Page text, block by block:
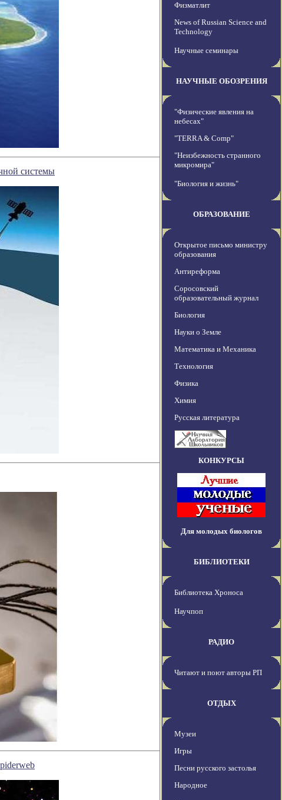
системы
Физматлит
News of Russian Science and
Technology
Научные семинары
НАУЧНЫЕ ОБОЗРЕНИЯ
"Физические явления на
небесах"
"TERRA & Comp"
"Неизбежность странного
микромира"
"Биология и жизнь"
ОБРАЗОВАНИЕ
Открытое письмо министру
образования
Антиреформа
Соросовский
образовательный журнал
Биология
Науки о Земле
Математика и Механика
Технология
Физика
Химия
Русская литература
КОНКУРСЫ
Для молодых биологов
БИБЛИОТЕКИ
Библиотека Хроноса
Научпоп
РАДИО
Читают и поют авторы РП
ОТДЫХ
Музеи
Игры
Песни русского застолья
Народное